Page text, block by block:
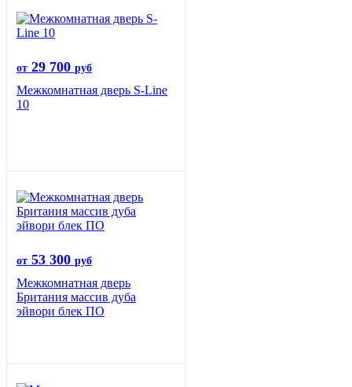
от 29 700 руб
Межкомнатная дверь S-Line
10
от 53 300 руб
Межкомнатная дверь
Британия массив дуба
эйвори блек ПО